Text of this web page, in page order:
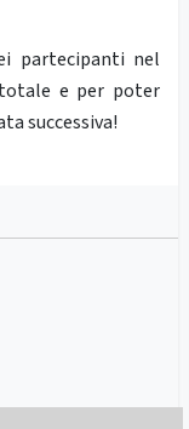
partecipanti nel
e per poter
successiva!